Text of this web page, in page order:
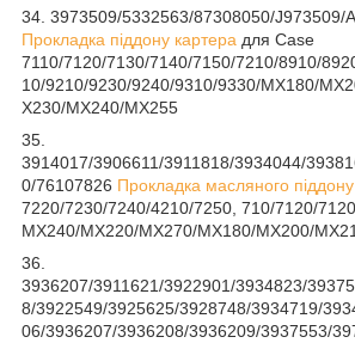
34. 3973509/5332563/87308050/J973509/
Прокладка піддону картера для Case
7110/7120/7130/7140/7150/7210/8910/
10/9210/9230/9240/9310/9330/MX180/
X230/MX240/MX255
35.
3914017/3906611/3911818/3934044/
0/76107826 Прокладка масляного піддону
7220/7230/7240/4210/7250, 710/7120/
MX240/MX220/MX270/MX180/MX200/
36.
3936207/3911621/3922901/3934823/
8/3922549/3925625/3928748/3934719/
06/3936207/3936208/3936209/3937553/